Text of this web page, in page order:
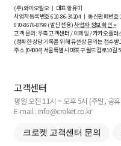
(주)와이오엘오 ㅣ 대표 황유미
사업자등록번호610-86-34204ㅣ 통신판매번호
070-8676-8799 (발신 전용)사업자 정보 확인 >
고객 문의: 우측 고객센터 / 이메일 / 카카오플러
(정확한 상담 기록을 위해 유선상 문의는 접수
주소 [04004] 서울특별시 마포구 월드컵로10길
고객센터
평일 오전 11시 ~ 오후 5시 (주말, 공
E-mail : info@croket.co.kr
크로켓 고객센터 문의